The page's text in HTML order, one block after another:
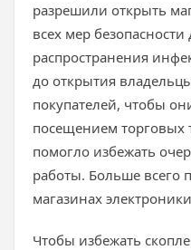
разрешили открыть
всех мер
распространения
до открытия
покупателей, чтобы
посещением торговых
помогло избежать
работы. Больше всего
магазинах
Чтобы избежать